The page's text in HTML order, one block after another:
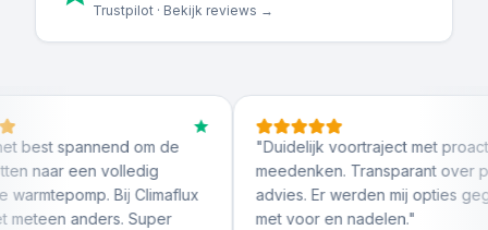
Trustpilot · Bekijk reviews →
om de
een volledig
Bij Climaflux
Super
Duidelijk voortraject met proactief
meedenken. Transparant over prijs en
advies. Er werden mij opties gegeven
met voor en nadelen. "